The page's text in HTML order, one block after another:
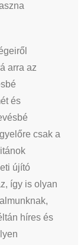
arra az
és
csak a
újító
így is olyan
híres és